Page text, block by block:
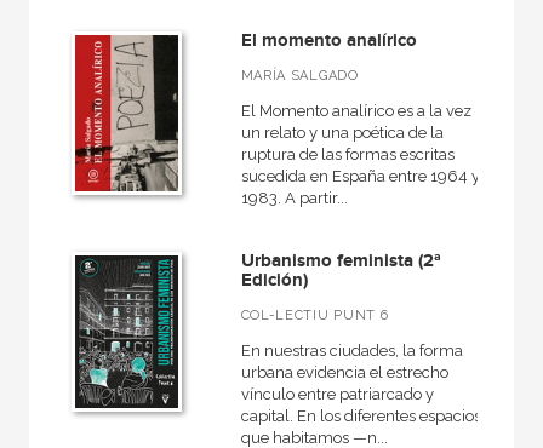
El momento analírico
MARÍA SALGADO
El Momento analírico es a la vez
un relato y una poética de la
ruptura de las formas escritas
sucedida en España entre 1964 y
1983. A partir...
Urbanismo feminista (2ª
Edición)
COL-LECTIU PUNT 6
En nuestras ciudades, la forma
urbana evidencia el estrecho
vínculo entre patriarcado y
capital. En los diferentes espacios
que habitamos —n...